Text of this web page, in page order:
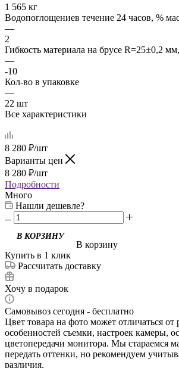
1 565 кг
Водопоглощениев течение 24 часов, %
—
2
Гибкость материала на брусе R=25±0,2
—
-10
Кол-во в упаковке
—
22 шт
Все характеристики
8 280 ₽/шт
Варианты цен
8 280 ₽/шт
Подробности
Много
Нашли дешевле?
В корзину
Купить в 1 клик
Рассчитать доставку
Хочу в подарок
Самовывоз сегодня - бесплатно
Цвет товара на фото может отличаться от
особенностей съемки, настроек камеры,
цветопередачи монитора. Мы стараемся
передать оттенки, но рекомендуем
различия.